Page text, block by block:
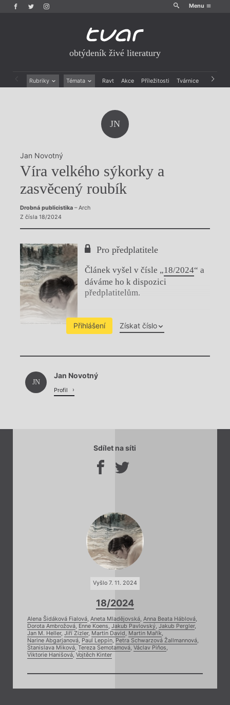
Menu
obtýdeník živé literatury
Rubriky Témata Ravt Akce Příležitosti Tvárnice Archiv
Výroční ceny
JN
Jan Novotný
Víra velkého sýkorky a
zasvěcený roubík
Drobná publicistika– Arch
Z čísla 18/2024
Pro předplatitele
Článek vyšel v čísle „18/2024“ a
dáváme ho k dispozici
předplatitelům.
Přihlášení Získat číslo
Chviličku.
Načítá se.
JN
Jan Novotný
Profil
Sdílet na síti
Vyšlo 7. 11. 2024
18/2024
Alena Šidáková Fialová, Aneta Mladějovská, Anna Beata Háblová,
Dorota Ambrožová, Enne Koens, Jakub Pavlovský, Jakub Pergler,
Jan M. Heller, Jiří Zizler, Martin David, Martin Mařík,
Narine Abgarjanová, Paul Leppin, Petra Schwarzová Žallmannová,
Stanislava Miková, Tereza Semotamová, Václav Piňos,
Viktorie Hanišová, Vojtěch Kinter